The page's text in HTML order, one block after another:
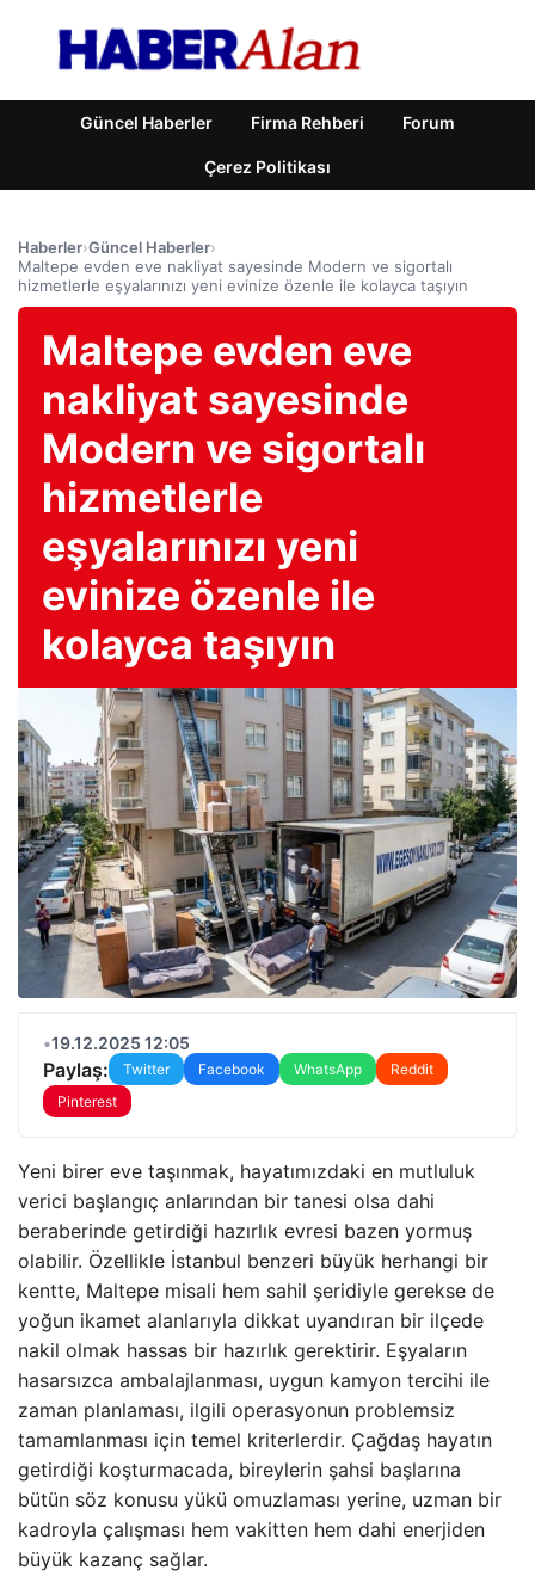
Güncel Haberler Firma Rehberi Forum
Çerez Politikası
Haberler›Güncel Haberler›
Maltepe evden eve nakliyat sayesinde Modern ve sigortalı
hizmetlerle eşyalarınızı yeni evinize özenle ile kolayca taşıyın
Maltepe evden eve
nakliyat sayesinde
Modern ve sigortalı
hizmetlerle
eşyalarınızı yeni
evinize özenle ile
kolayca taşıyın
•19.12.2025 12:05
Paylaş: Twitter Facebook WhatsApp
Reddit
Pinterest
Yeni birer eve taşınmak, hayatımızdaki en mutluluk
verici başlangıç anlarından bir tanesi olsa dahi
beraberinde getirdiği hazırlık evresi bazen yormuş
olabilir. Özellikle İstanbul benzeri büyük herhangi bir
kentte, Maltepe misali hem sahil şeridiyle gerekse de
yoğun ikamet alanlarıyla dikkat uyandıran bir ilçede
nakil olmak hassas bir hazırlık gerektirir. Eşyaların
hasarsızca ambalajlanması, uygun kamyon tercihi ile
zaman planlaması, ilgili operasyonun problemsiz
tamamlanması için temel kriterlerdir. Çağdaş hayatın
getirdiği koşturmacada, bireylerin şahsi başlarına
bütün söz konusu yükü omuzlaması yerine, uzman bir
kadroyla çalışması hem vakitten hem dahi enerjiden
büyük kazanç sağlar.